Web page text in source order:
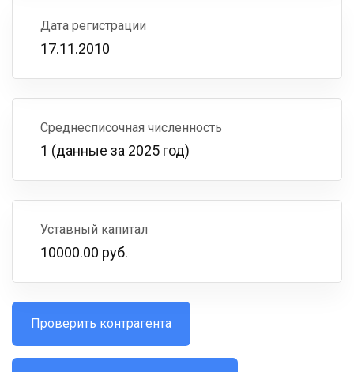
Дата регистрации
17.11.2010
Среднесписочная численность
1 (данные за 2025 год)
Уставный капитал
10000.00 руб.
Проверить контрагента